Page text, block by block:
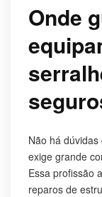
Onde
Não há
exige grande
Essa profissão
reparos de